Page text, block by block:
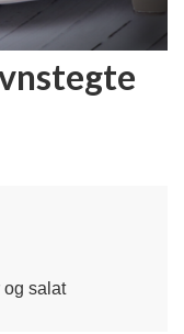
og salat